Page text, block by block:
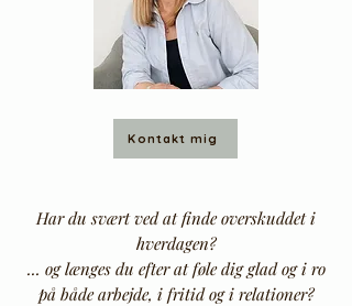
Kontakt mig
Har du svært ved at finde overskuddet i
hverdagen?
... og længes du efter at føle dig glad og i ro
på både arbejde, i fritid og i relationer?